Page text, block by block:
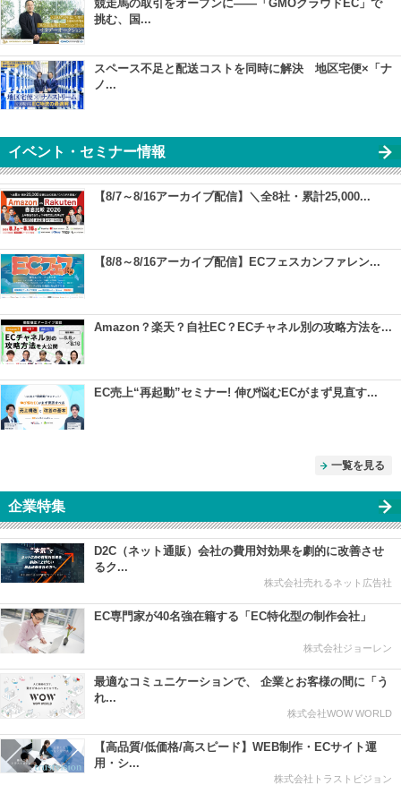
競走馬の取引をオープンに――「GMOクラウドEC」で
挑む、国...
スペース不足と配送コストを同時に解決 地区宅便×「ナ
ノ...
イベント・セミナー情報
【8/7～8/16アーカイブ配信】＼全8社・累計25,000...
【8/8～8/16アーカイブ配信】ECフェスカンファレン...
Amazon？楽天？自社EC？ECチャネル別の攻略方法を...
EC売上“再起動”セミナー! 伸び悩むECがまず見直す...
一覧を見る
企業特集
D2C（ネット通販）会社の費用対効果を劇的に改善させ
るク...
株式会社売れるネット広告社
EC専門家が40名強在籍する「EC特化型の制作会社」
株式会社ジョーレン
最適なコミュニケーションで、 企業とお客様の間に「う
れ...
株式会社WOW WORLD
【高品質/低価格/高スピード】WEB制作・ECサイト運
用・シ...
株式会社トラストビジョン